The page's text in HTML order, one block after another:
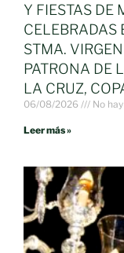
Y FIESTAS DE
CELEBRADAS
STMA.
PATRONA DE
LA CRUZ,
06/08/2026 No
Leer más »